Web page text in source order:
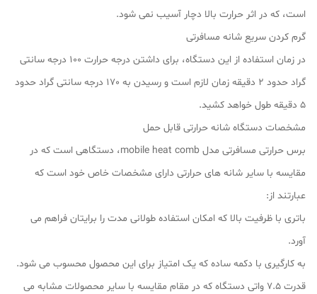
است، که در اثر حرارت بالا دچار آسیب نمی شود.
گرم کردن سریع شانه مسافرتی
در زمان استفاده از این دستگاه، برای داشتن درجه حرارت 100 درجه سانتی
گراد حدود 2 دقیقه زمان لازم است و رسیدن به 170 درجه سانتی گراد حدود
5 دقیقه طول خواهد کشید.
مشخصات دستگاه شانه حرارتی قابل حمل
برس حرارتی مسافرتی مدل mobile heat comb، دستگاهی است که در
مقایسه با سایر شانه های حرارتی دارای مشخصات خاص خود است که
عبارتند از:
باتری با ظرفیت بالا که امکان استفاده طولانی مدت را برایتان فراهم می
آورد.
به کارگیری با دکمه ساده که یک امتیاز برای این محصول محسوب می شود.
قدرت 7.5 واتی دستگاه که در مقام مقایسه با سایر محصولات مشابه می